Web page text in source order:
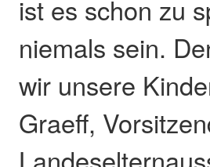
ist es schon zu
niemals sein.
wir unsere
Graeff,